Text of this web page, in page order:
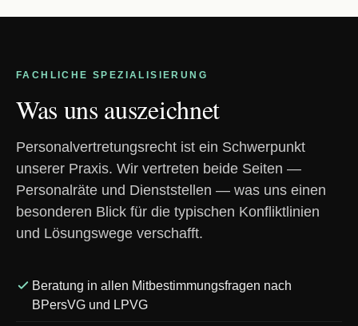
FACHLICHE SPEZIALISIERUNG
Was uns auszeichnet
Personalvertretungsrecht ist ein Schwerpunkt
unserer Praxis. Wir vertreten beide Seiten —
Personalräte und Dienststellen — was uns einen
besonderen Blick für die typischen Konfliktlinien
und Lösungswege verschafft.
Beratung in allen Mitbestimmungsfragen nach
BPersVG und LPVG